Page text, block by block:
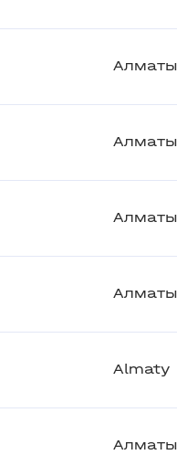
Алматы
Алматы
Алматы
Алматы
Almaty
Алматы